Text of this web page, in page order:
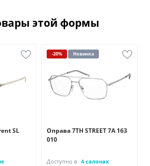
этой формы
SL
-20% Новинка
Оправа 7TH STREET 7A 163
010
Доступно в 4 салонах